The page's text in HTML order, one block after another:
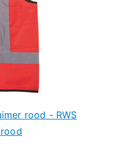
rood - RWS